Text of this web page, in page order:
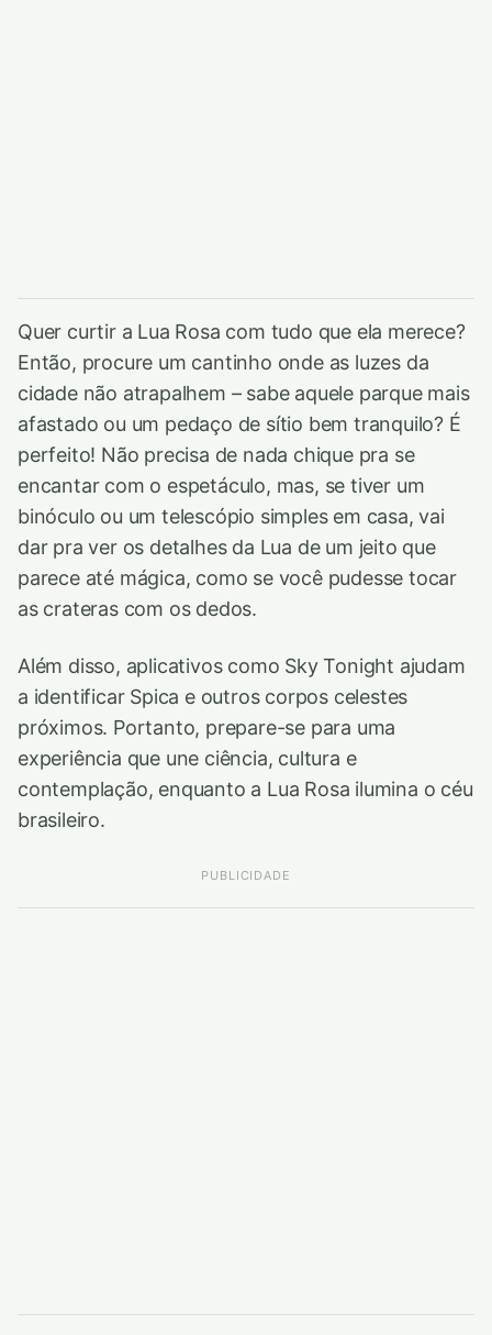
Quer curtir a Lua Rosa com tudo que ela merece?
Então, procure um cantinho onde as luzes da
cidade não atrapalhem – sabe aquele parque mais
afastado ou um pedaço de sítio bem tranquilo? É
perfeito! Não precisa de nada chique pra se
encantar com o espetáculo, mas, se tiver um
binóculo ou um telescópio simples em casa, vai
dar pra ver os detalhes da Lua de um jeito que
parece até mágica, como se você pudesse tocar
as crateras com os dedos.
Além disso, aplicativos como Sky Tonight ajudam
a identificar Spica e outros corpos celestes
próximos. Portanto, prepare-se para uma
experiência que une ciência, cultura e
contemplação, enquanto a Lua Rosa ilumina o céu
brasileiro.
PUBLICIDADE